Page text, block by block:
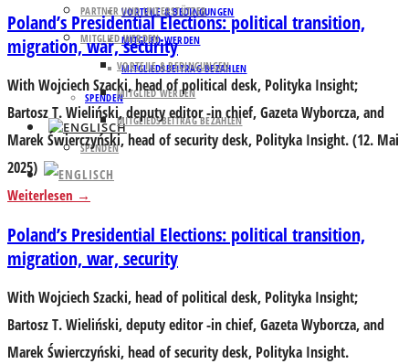
VORTEILE & BEDINGUNGEN
MITGLIED WERDEN
MITGLIEDSBEITRAG BEZAHLEN
SPENDEN
PARTNER UND UNTERSTÜTZER
MITGLIED WERDEN
VORTEILE & BEDINGUNGEN
MITGLIED WERDEN
MITGLIEDSBEITRAG BEZAHLEN
SPENDEN
Poland’s Presidential Elections: political transition,
migration, war, security
With Wojciech Szacki, head of political desk, Polityka Insight;
Bartosz T. Wieliński, deputy editor -in chief, Gazeta Wyborcza, and
Marek Świerczyński, head of security desk, Polityka Insight. (12. Mai
2025)
Weiterlesen
Poland’s Presidential Elections: political transition,
migration, war, security
With Wojciech Szacki, head of political desk, Polityka Insight;
Bartosz T. Wieliński, deputy editor -in chief, Gazeta Wyborcza, and
Marek Świerczyński, head of security desk, Polityka Insight.